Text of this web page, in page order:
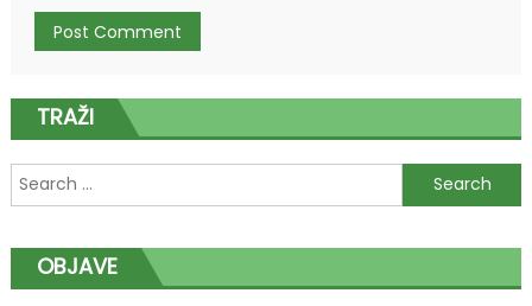
TRAŽI
Search
for:
OBJAVE